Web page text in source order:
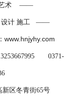
术 ——
设计 施工 ——
www.hnjyhy.com
0371-
区冬青街65号